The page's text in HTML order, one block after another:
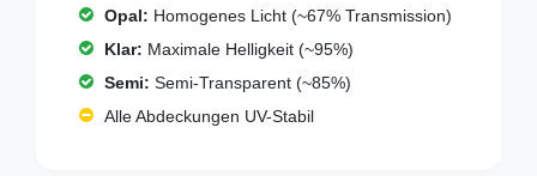
Opal: Homogenes Licht (~67% Transmission)
Klar: Maximale Helligkeit (~95%)
Semi: Semi-Transparent (~85%)
Alle Abdeckungen UV-Stabil